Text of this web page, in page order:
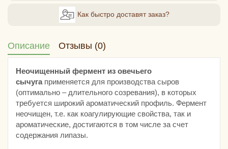
Как быстро доставят заказ?
Описание Отзывы (0)
Неочищенный фермент из овечьего
сычуга применяется для производства сыров
(оптимально – длительного созревания), в которых
требуется широкий ароматический профиль. Фермент
неочищен, т.е. как коагулирующие свойства, так и
ароматические, достигаются в том числе за счет
содержания липазы.